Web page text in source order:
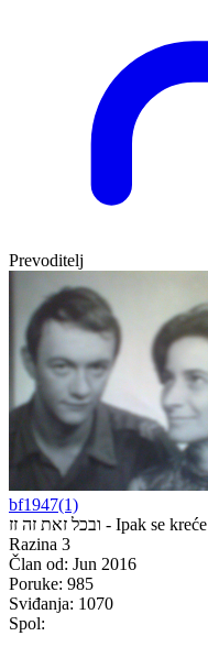
Prevoditelj
bf1947(1)
ובכל זאת זה זז - Ipak se kreće
Razina 3
Član od: Jun 2016
Poruke: 985
Sviđanja: 1070
Spol: